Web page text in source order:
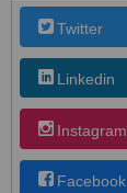
Twitter
Linkedin
Instagram
Facebook